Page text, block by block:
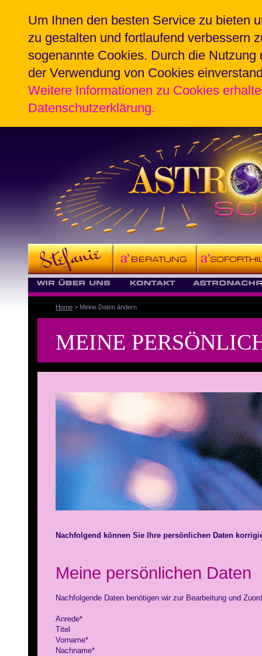
Um Ihnen den besten Service zu bieten
zu gestalten und fortlaufend verbessern
sogenannte Cookies. Durch die
der Verwendung von Cookies
Weitere Informationen zu Cookies
Datenschutzerklärung.
Home > Meine Daten ändern
MEINE
Nachfolgend können Sie Ihre persönlichen Daten
Meine persönlichen Daten
Nachfolgende Daten benötigen wir zur Bearbeitung und
Anrede*
Titel
Vorname*
Nachname*